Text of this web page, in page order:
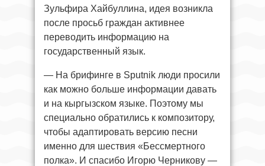
Зульфира Хайбуллина, идея возникла
после просьб граждан активнее
переводить информацию на
государственный язык.
— На брифинге в Sputnik люди просили
как можно больше информации давать
и на кыргызском языке. Поэтому мы
специально обратились к композитору,
чтобы адаптировать версию песни
именно для шествия «Бессмертного
полка». И спасибо Игорю Черникову —